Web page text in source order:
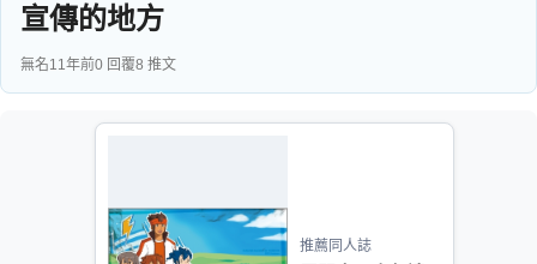
攤位轉讓區
會員功能選單
宣傳的地方
無名11年前0 回覆8 推文
推薦同人誌